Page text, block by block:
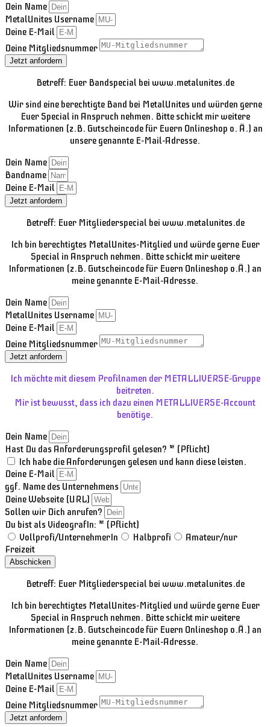
Dein Name
MetalUnites Username
Deine E-Mail
Deine Mitgliedsnummer
Jetzt anfordern
Betreff: Euer Bandspecial bei www.metalunites.de
Wir sind eine berechtigte Band bei MetalUnites und würden gerne
Euer Special in Anspruch nehmen. Bitte schickt mir weitere
Informationen (z.B. Gutscheincode für Euern Onlineshop o. Ä.) an
unsere genannte E-Mail-Adresse.
Dein Name
Bandname
Deine E-Mail
Jetzt anfordern
Betreff: Euer Mitgliederspecial bei www.metalunites.de
Ich bin berechtigtes MetalUnites-Mitglied und würde gerne Euer
Special in Anspruch nehmen. Bitte schickt mir weitere
Informationen (z.B. Gutscheincode für Euern Onlineshop o.Ä.) an
meine genannte E-Mail-Adresse.
Dein Name
MetalUnites Username
Deine E-Mail
Deine Mitgliedsnummer
Jetzt anfordern
Ich möchte mit diesem Profilnamen der METALLIVERSE-Gruppe
beitreten.
Mir ist bewusst, dass ich dazu einen METALLIVERSE-Account
benötige.
Dein Name
Hast Du das Anforderungsprofil gelesen? * (Pflicht)
Ich habe die Anforderungen gelesen und kann diese leisten.
Deine E-Mail
ggf. Name des Unternehmens
Deine Webseite (URL)
Sollen wir Dich anrufen?
Du bist als VideografIn: * (Pflicht)
Vollprofi/UnternehmerIn
Halbprofi
Amateur/nur
Freizeit
Abschicken
Betreff: Euer Mitgliederspecial bei www.metalunites.de
Ich bin berechtigtes MetalUnites-Mitglied und würde gerne Euer
Special in Anspruch nehmen. Bitte schickt mir weitere
Informationen (z.B. Gutscheincode für Euern Onlineshop o.Ä.) an
meine genannte E-Mail-Adresse.
Dein Name
MetalUnites Username
Deine E-Mail
Deine Mitgliedsnummer
Jetzt anfordern